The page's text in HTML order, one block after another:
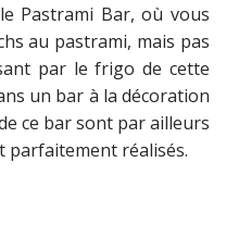
Pastrami Bar, où vous
au pastrami, mais pas
par le frigo de cette
un bar à la décoration
ce bar sont par ailleurs
réalisés.